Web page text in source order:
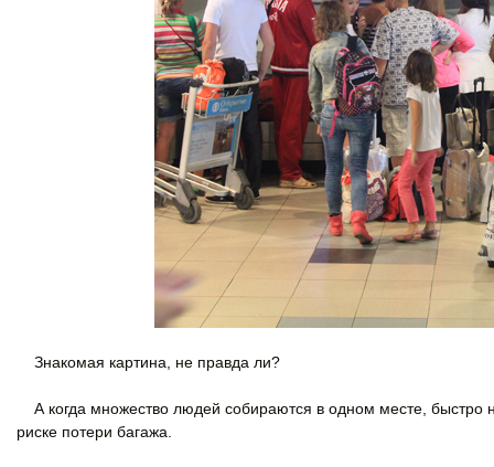
Знакомая картина, не правда ли?
А когда множество людей собираются в одном месте, быстро
риске потери багажа.